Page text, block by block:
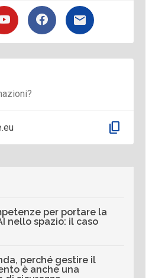
content_copy
per portare la
nello spazio: il caso
perché gestire il
è anche una